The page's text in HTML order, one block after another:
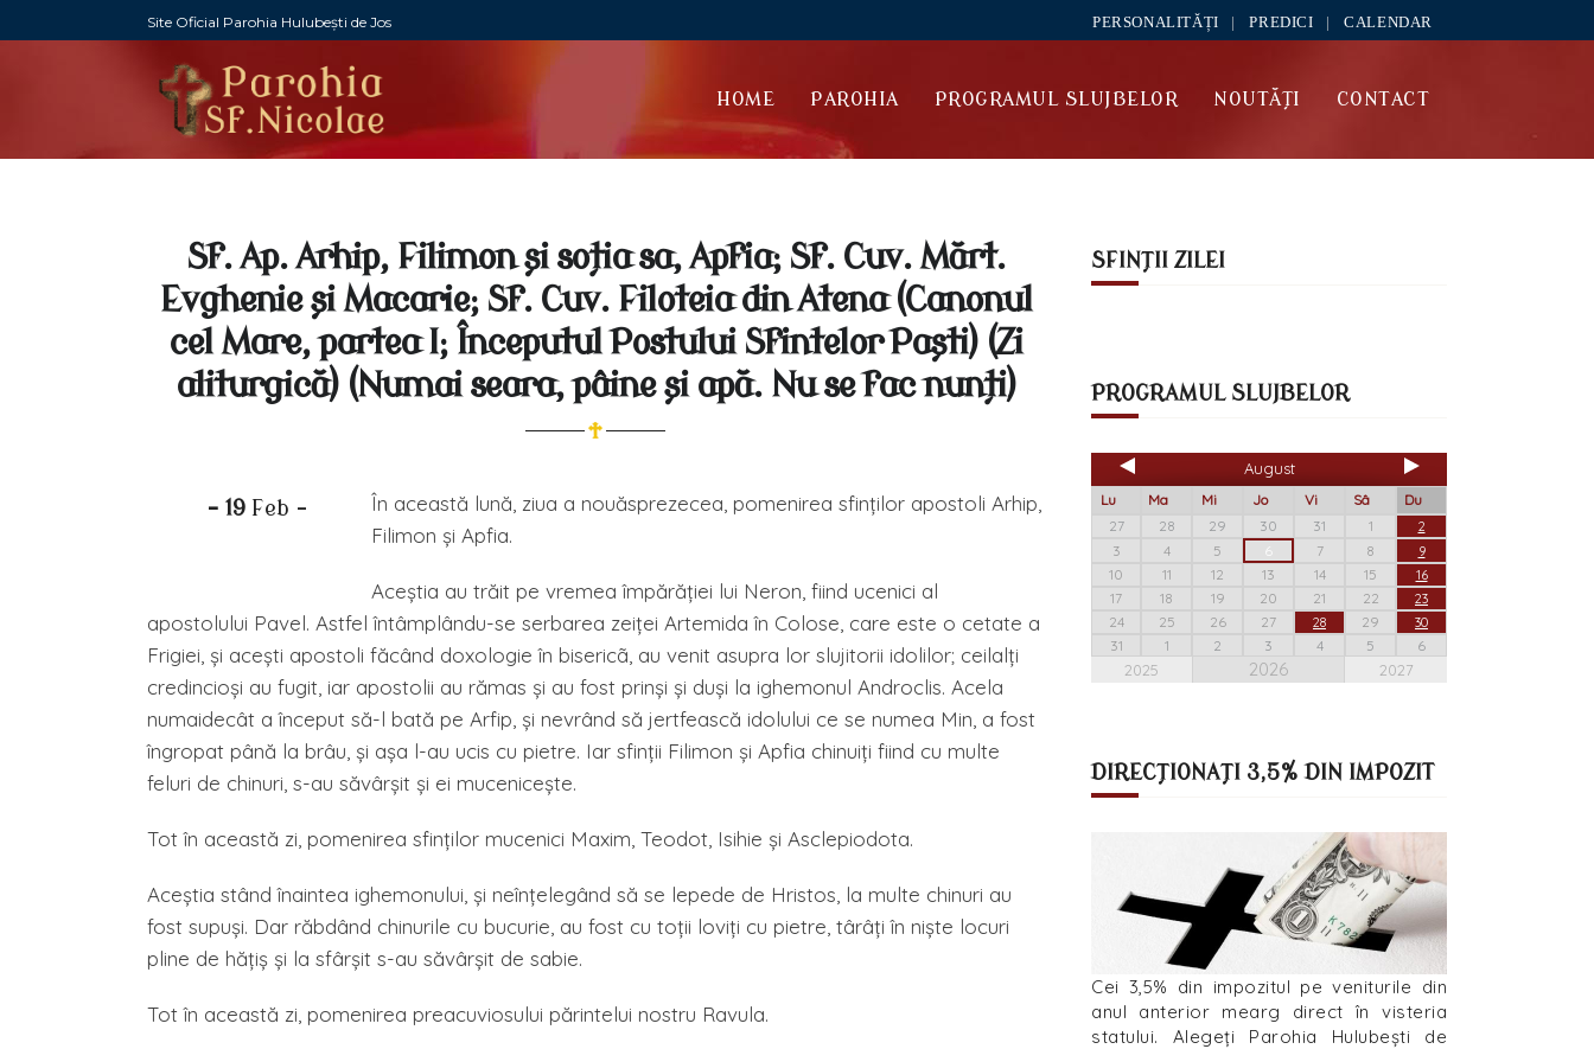
Site Oficial Parohia Hulubești de Jos PERSONALITĂȚI PREDICI CALENDAR
HOME PAROHIA PROGRAMUL SLUJBELOR NOUTĂȚI CONTACT
Sf. Ap. Arhip, Filimon și soția sa, Apfia; Sf. Cuv. Mărt.
Evghenie și Macarie; Sf. Cuv. Filoteia din Atena (Canonul
cel Mare, partea I; Începutul Postului Sfintelor Paști) (Zi
aliturgică) (Numai seara, pâine și apă. Nu se fac nunți)
- 19Feb -
În această lună, ziua a nouăsprezecea, pomenirea sfinţilor apostoli Arhip,
Filimon şi Apfia.
Aceştia au trăit pe vremea împărăţiei lui Neron, fiind ucenici al
apostolului Pavel. Astfel întâmplându-se serbarea zeiţei Artemida în Colose, care este o cetate a
Frigiei, şi aceşti apostoli făcând doxologie în bisericã, au venit asupra lor slujitorii idolilor; ceilalţi
credincioşi au fugit, iar apostolii au rămas şi au fost prinşi şi duşi la ighemonul Androclis. Acela
numaidecât a început să-l bată pe Arfip, şi nevrând să jertfească idolului ce se numea Min, a fost
îngropat până la brâu, şi aşa l-au ucis cu pietre. Iar sfinţii Filimon şi Apfia chinuiţi fiind cu multe
feluri de chinuri, s-au săvârşit şi ei muceniceşte.
Tot în această zi, pomenirea sfinţilor mucenici Maxim, Teodot, Isihie şi Asclepiodota.
Aceştia stând înaintea ighemonului, şi neînţelegând să se lepede de Hristos, la multe chinuri au
fost supuşi. Dar răbdând chinurile cu bucurie, au fost cu toţii loviţi cu pietre, târâţi în nişte locuri
pline de hăţiş şi la sfârşit s-au săvârşit de sabie.
Tot în această zi, pomenirea preacuviosului părintelui nostru Ravula.
SFINȚII ZILEI
PROGRAMUL SLUJBELOR
August
Lu Ma Mi Jo Vi Sâ
Du
27
28 29 30 31 1 2
3 4 5 6 7 8 9
10 11 12 13 14 15 16
17 18 19 20 21 22 23
24 25 26 27 28 29 30
31 1 2 3 4 5 6
2025 2026 2027
DIRECȚIONAȚI 3,5% DIN IMPOZIT
Cei 3,5% din impozitul pe veniturile din
anul anterior mearg direct în visteria
statului. Alegeți Parohia Hulubești de